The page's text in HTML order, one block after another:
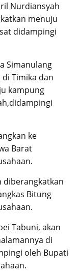
Nurdiansyah
menuju
didampingi
Simanulang
Timika dan
kampung
ke
Barat
diberangkatkan
Bitung
Tabuni, akan
di
oleh Bupati